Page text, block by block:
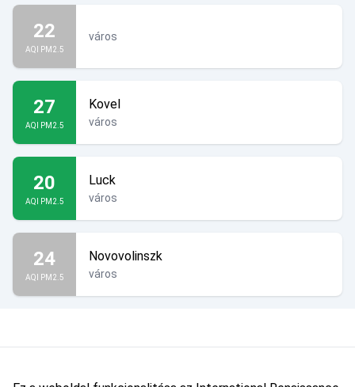
22
AQI PM2.5
város
27
AQI PM2.5
Kovel
város
20
AQI PM2.5
Luck
város
24
AQI PM2.5
Novovolinszk
város